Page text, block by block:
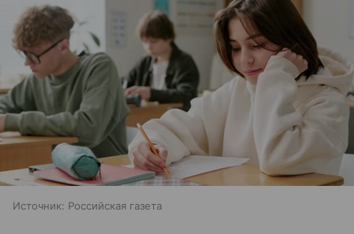
Источник: Российская газета